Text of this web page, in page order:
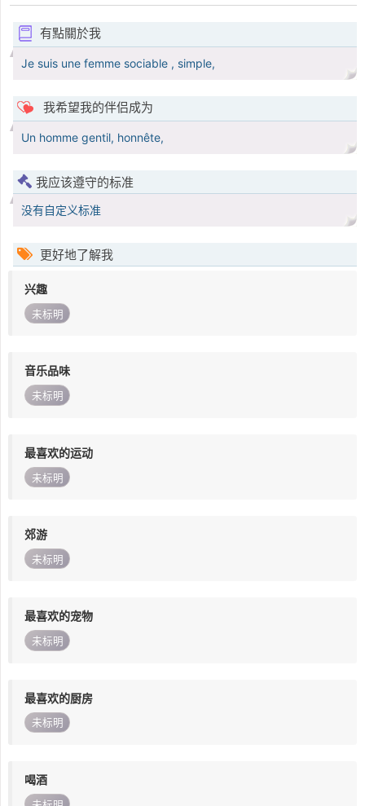
有點關於我
Je suis une femme sociable , simple,
我希望我的伴侣成为
Un homme gentil, honnête,
我应该遵守的标准
没有自定义标准
更好地了解我
兴趣
未标明
音乐品味
未标明
最喜欢的运动
未标明
郊游
未标明
最喜欢的宠物
未标明
最喜欢的厨房
未标明
喝酒